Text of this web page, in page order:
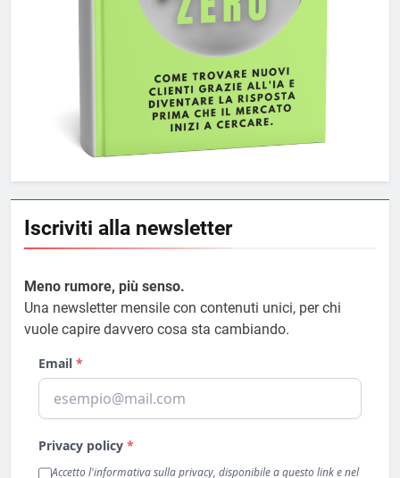
Iscriviti alla newsletter
Meno rumore, più senso.
Una newsletter mensile con contenuti unici, per chi
vuole capire davvero cosa sta cambiando.